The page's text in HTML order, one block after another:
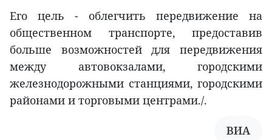
Его цель - облегчить передвижение на
общественном транспорте, предоставив
больше возможностей для передвижения
между автовокзалами, городскими
железнодорожными станциями, городскими
районами и торговыми центрами./.
ВИА